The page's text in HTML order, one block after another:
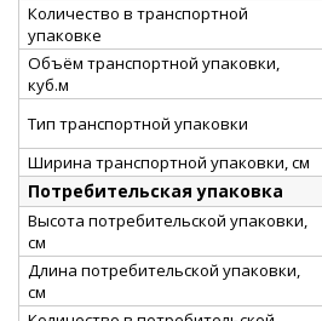
Количество в транспортной
упаковке
Объём транспортной упаковки,
куб.м
Тип транспортной упаковки
Ширина транспортной упаковки, см
Потребительская упаковка
Высота потребительской упаковки,
см
Длина потребительской упаковки,
см